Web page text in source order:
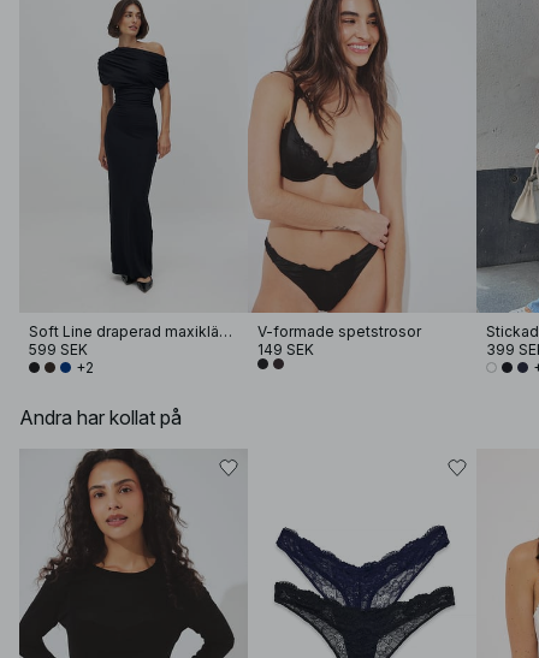
Soft Line draperad maxiklänning
599 SEK
+2
V-formade spetstrosor
149 SEK
399
Andra har kollat på